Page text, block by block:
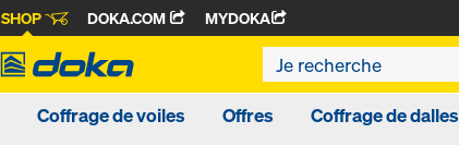
SHOP DOKA.COM MYDOKA
Coffrage de voiles Offres Coffrage de dalles